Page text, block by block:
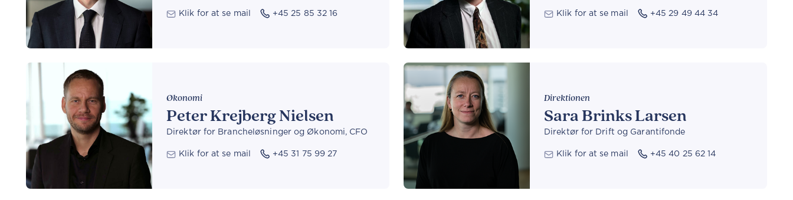
Klik for at se mail +45 25 85 32 16 Klik for at se mail +45 29 49 44 34
Økonomi
Peter Krejberg Nielsen
Direktør for Brancheløsninger og Økonomi, CFO
Klik for at se mail +45 31 75 99 27
Direktionen
Sara Brinks Larsen
Direktør for Drift og Garantifonde
Klik for at se mail +45 40 25 62 14